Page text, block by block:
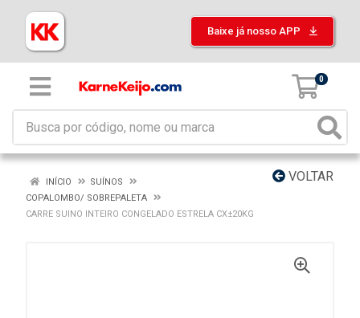
Baixe já nosso APP
0
VOLTAR
INÍCIO
SUÍNOS
COPALOMBO/ SOBREPALETA
CARRE SUINO INTEIRO CONGELADO ESTRELA CX±20KG